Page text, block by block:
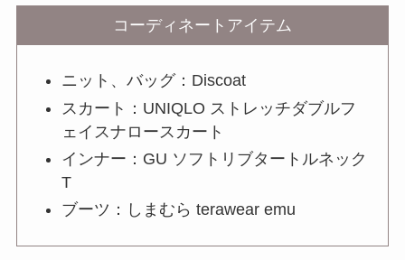
コーディネートアイテム
ニット、バッグ：Discoat
スカート：UNIQLO ストレッチダブルフ
ェイスナロースカート
インナー：GU ソフトリブタートルネック
T
ブーツ：しまむら terawear emu